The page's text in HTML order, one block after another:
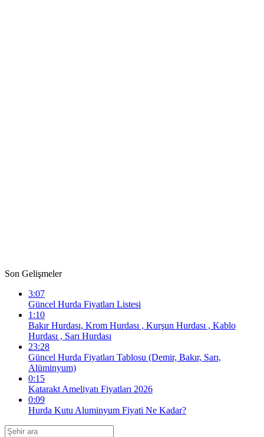
Son Gelişmeler
3:07
Güncel Hurda Fiyatları Listesi
1:10
Bakır Hurdası, Krom Hurdası , Kurşun Hurdası , Kablo
Hurdası , Sarı Hurdası
23:28
Güncel Hurda Fiyatları Tablosu (Demir, Bakır, Sarı,
Alüminyum)
0:15
Katarakt Ameliyatı Fiyatları 2026
0:09
Hurda Kutu Aluminyum Fiyati Ne Kadar?